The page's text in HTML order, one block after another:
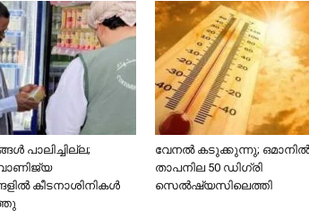
പാലിച്ചില്ല;
കീടനാശിനികൾ
വേനൽ കടുക്കുന്നു; ഒമാനിൽ
താപനില 50 ഡിഗ്രി
സെൽഷ്യസിലെത്തി